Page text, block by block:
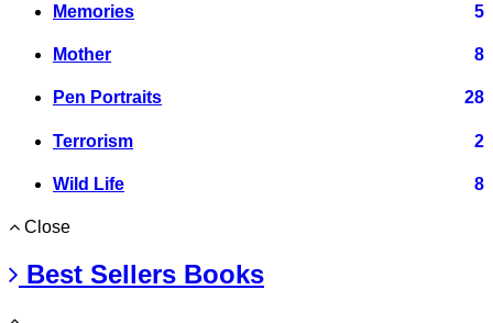
Memories 5
Mother 8
Pen Portraits 28
Terrorism 2
Wild Life 8
Close
Best Sellers Books